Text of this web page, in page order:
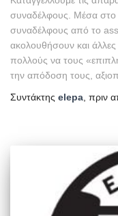
συναδέλφους. Μέσα στο
συναδέλφους από το
ακολουθήσουν και άλλες
πολλούς να τους
την απόδοση τους,
Συντάκτης elepa, πριν